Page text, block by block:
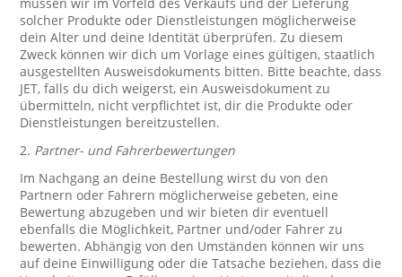
solcher Produkte oder Dienstleistungen möglicherweise
dein Alter und deine Identität überprüfen. Zu diesem
Zweck können wir dich um Vorlage eines gültigen, staatlich
ausgestellten Ausweisdokuments bitten. Bitte beachte, dass
JET, falls du dich weigerst, ein Ausweisdokument zu
übermitteln, nicht verpflichtet ist, dir die Produkte oder
Dienstleistungen bereitzustellen.
2. Partner- und Fahrerbewertungen
Im Nachgang an deine Bestellung wirst du von den
Partnern oder Fahrern möglicherweise gebeten, eine
Bewertung abzugeben und wir bieten dir eventuell
ebenfalls die Möglichkeit, Partner und/oder Fahrer zu
bewerten. Abhängig von den Umständen können wir uns
auf deine Einwilligung oder die Tatsache beziehen, dass die